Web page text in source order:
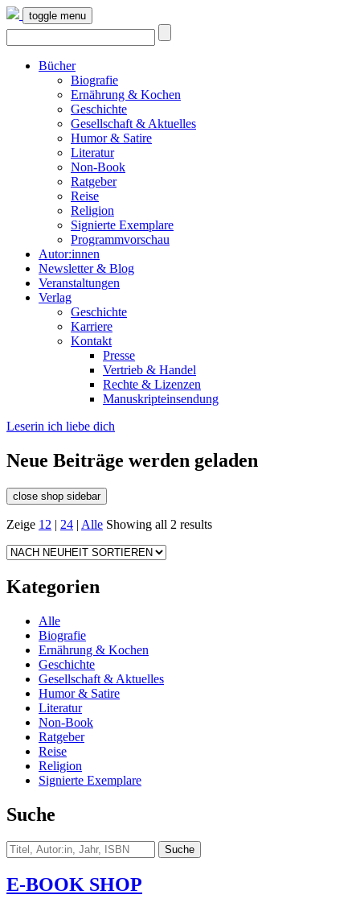
toggle menu
Bücher
Biografie
Ernährung & Kochen
Geschichte
Gesellschaft & Aktuelles
Humor & Satire
Literatur
Non-Book
Ratgeber
Reise
Religion
Signierte Exemplare
Programmvorschau
Autor:innen
Newsletter & Blog
Veranstaltungen
Verlag
Geschichte
Karriere
Kontakt
Presse
Vertrieb & Handel
Rechte & Lizenzen
Manuskripteinsendung
Leserin ich liebe dich
Neue Beiträge werden geladen
close shop sidebar
Zeige 12 | 24 | Alle Showing all 2 results
Kategorien
Alle
Biografie
Ernährung & Kochen
Geschichte
Gesellschaft & Aktuelles
Humor & Satire
Literatur
Non-Book
Ratgeber
Reise
Religion
Signierte Exemplare
Suche
E-BOOK SHOP